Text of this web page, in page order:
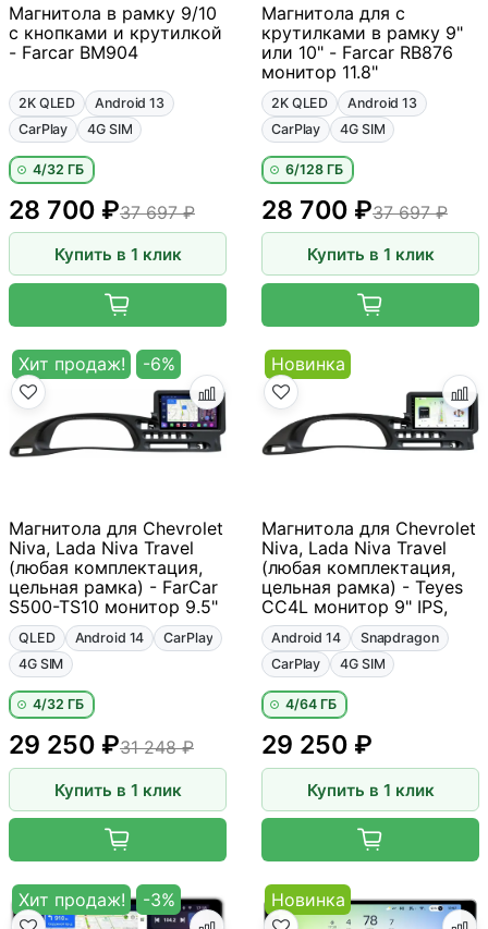
Магнитола в рамку 9/10
с кнопками и крутилкой
- Farcar BM904
2K QLED
Android 13
CarPlay
4G SIM
4/32 ГБ
37 697 ₽
28 700 ₽
Купить в 1 клик
Магнитола для с
крутилками в рамку 9"
или 10" - Farcar RB876
монитор 11.8"
2K QLED
Android 13
CarPlay
4G SIM
6/128 ГБ
37 697 ₽
28 700 ₽
Купить в 1 клик
Хит продаж! -6%
Магнитола для Chevrolet
Niva, Lada Niva Travel
(любая комплектация,
цельная рамка) - FarCar
S500-TS10 монитор 9.5"
QLED Android 14
CarPlay
4G SIM
4/32 ГБ
31 248 ₽
29 250 ₽
Купить в 1 клик
Новинка
Магнитола для Chevrolet
Niva, Lada Niva Travel
(любая комплектация,
цельная рамка) - Teyes
CC4L монитор 9" IPS,
Android 14
Snapdragon
CarPlay
4G SIM
4/64 ГБ
29 250 ₽
Купить в 1 клик
Хит продаж! -3% Новинка